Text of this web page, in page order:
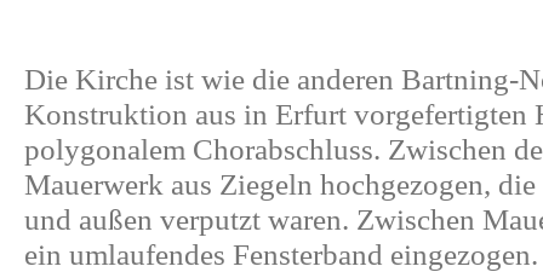
Die Kirche ist wie die anderen Bartning-
Konstruktion aus in Erfurt vorgefertigten
polygonalem Chorabschluss. Zwischen
Mauerwerk aus Ziegeln hochgezogen,
und außen verputzt waren. Zwischen
ein umlaufendes Fensterband eingezogen.